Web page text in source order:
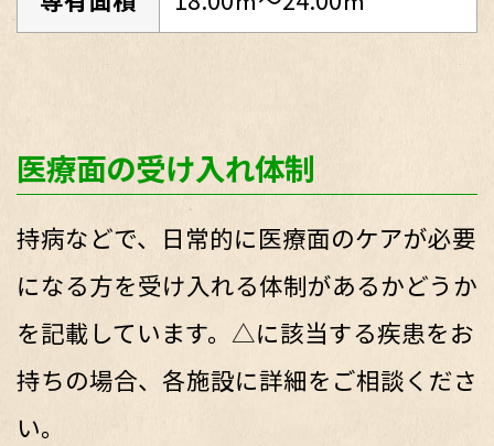
医療面の受け入れ体制
持病などで、日常的に医療面のケアが必要
になる方を受け入れる体制があるかどうか
を記載しています。△に該当する疾患をお
持ちの場合、各施設に詳細をご相談くださ
い。